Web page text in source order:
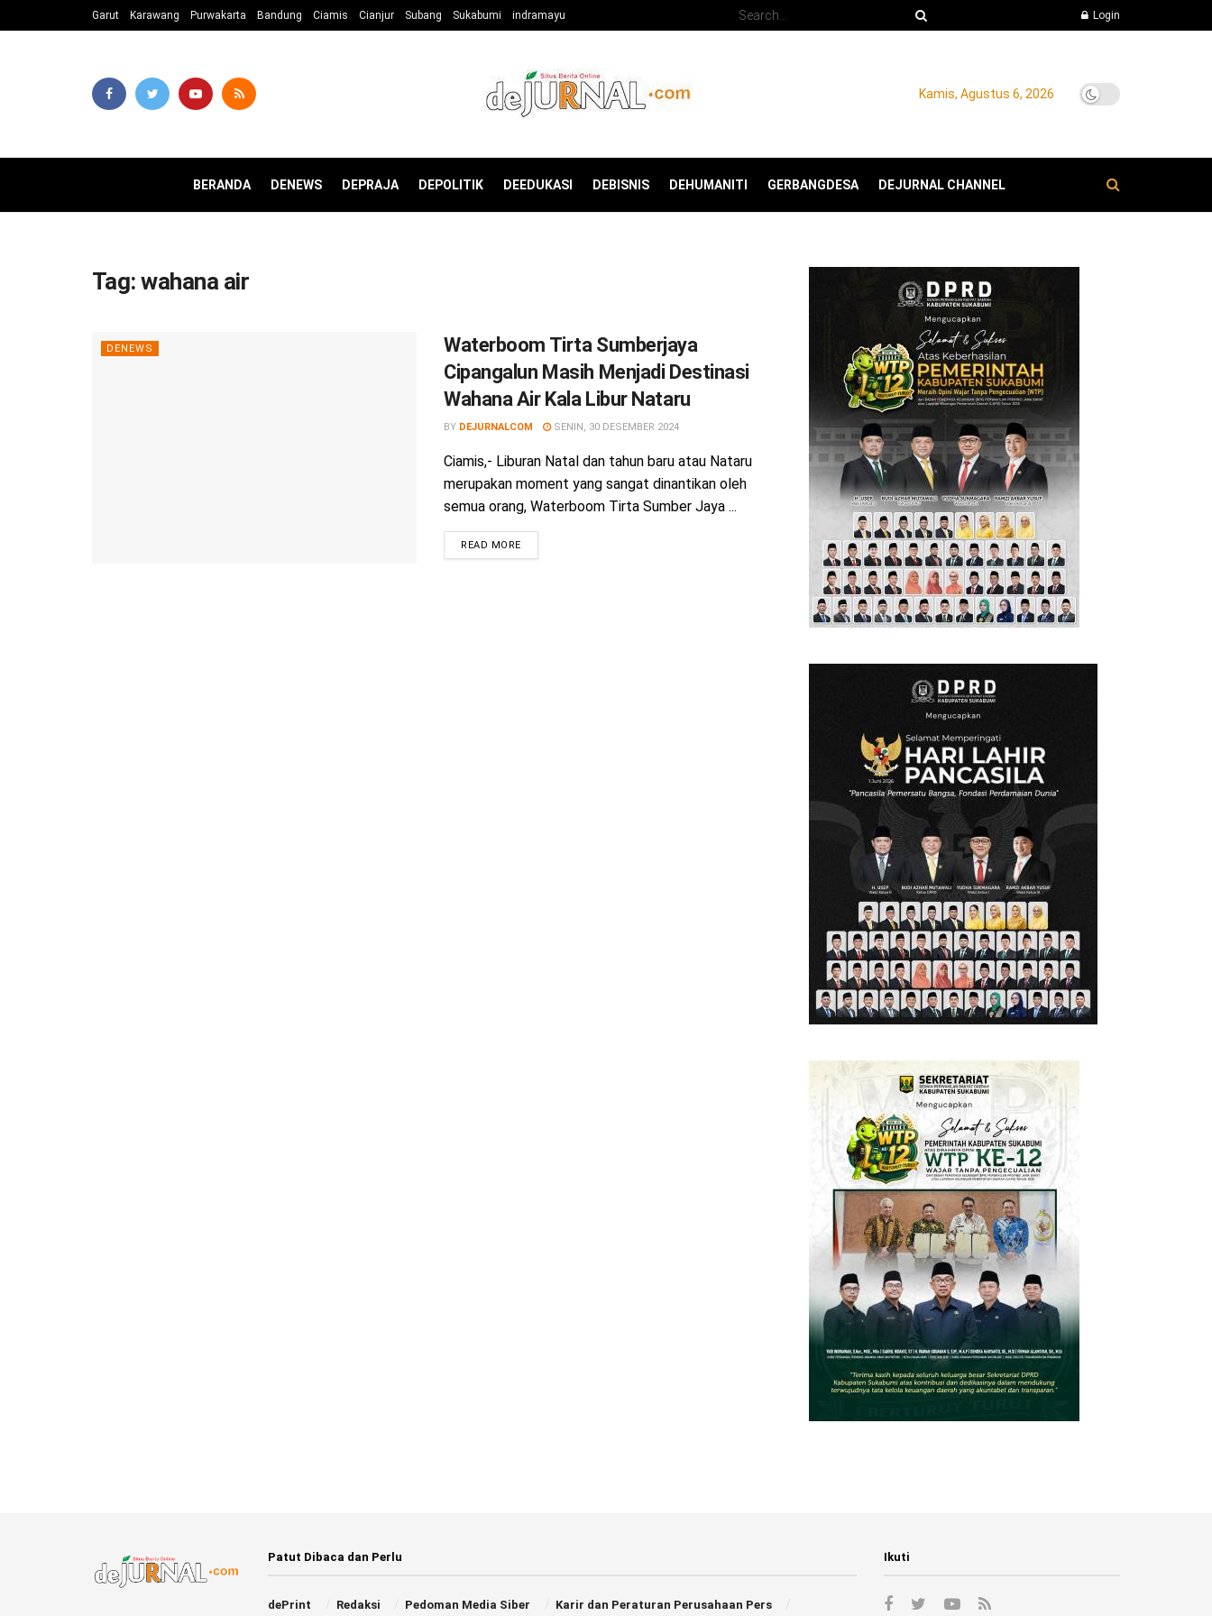
Garut Karawang Purwakarta Bandung Ciamis Cianjur Subang Sukabumi indramayu Login
Kamis, Agustus 6, 2026
BERANDA DENEWS DEPRAJA DEPOLITIK DEEDUKASI DEBISNIS DEHUMANITI GERBANGDESA DEJURNAL CHANNEL
Tag:wahana air
DENEWS
Waterboom Tirta Sumberjaya
Cipangalun Masih Menjadi Destinasi
Wahana Air Kala Libur Nataru
BY DEJURNALCOM SENIN, 30 DESEMBER 2024
Ciamis,- Liburan Natal dan tahun baru atau Nataru
merupakan moment yang sangat dinantikan oleh
semua orang, Waterboom Tirta Sumber Jaya ...
READ MORE
Patut Dibaca dan Perlu
dePrint Redaksi Pedoman Media Siber Karir dan Peraturan Perusahaan Pers
Ikuti